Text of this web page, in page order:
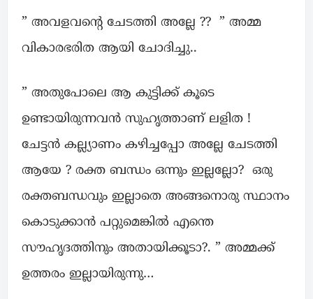
” അവളവന്റെ ചേടത്തി അല്ലേ ?? ” അമ്മ
വികാരഭരിത ആയി ചോദിച്ചു..
” അതുപോലെ ആ കുട്ടിക്ക് കൂടെ
ഉണ്ടായിരുന്നവൻ സുഹൃത്താണ് ലളിത !
ചേട്ടൻ കല്ല്യാണം കഴിച്ചപ്പോ അല്ലേ ചേടത്തി
ആയേ ? രക്ത ബന്ധം ഒന്നും ഇല്ലല്ലോ? ഒരു
രക്തബന്ധവും ഇല്ലാതെ അങ്ങനൊരു സ്ഥാനം
കൊടുക്കാൻ പറ്റുമെങ്കിൽ എന്തെ
സൗഹൃദത്തിനും അതായിക്കൂടാ?. ” അമ്മക്ക്
ഉത്തരം ഇല്ലായിരുന്നു…